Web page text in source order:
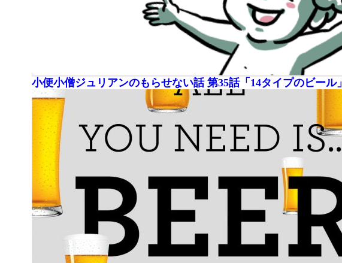
小便小僧ジュリアンのもらせない話 第35話「14タイプのビール」